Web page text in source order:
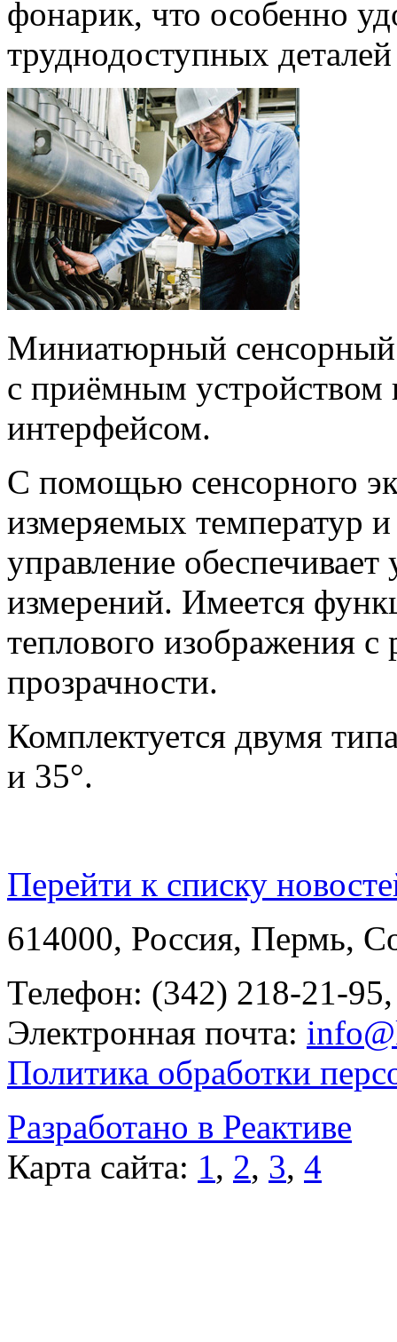
фонарик, что особенно
труднодоступных
Миниатюрный сенсорный
с приёмным
интерфейсом.
С помощью сенсорного
измеряемых температур
управление
измерений. Имеется
теплового изображения с
прозрачности.
Комплектуется двумя
и 35°.
Перейти к списку
614000, Россия, Пермь,
Телефон: (342) 218-21-
Электронная почта:
Политика обработки
Разработано в Реактиве
Карта сайта: 1, 2, 3, 4